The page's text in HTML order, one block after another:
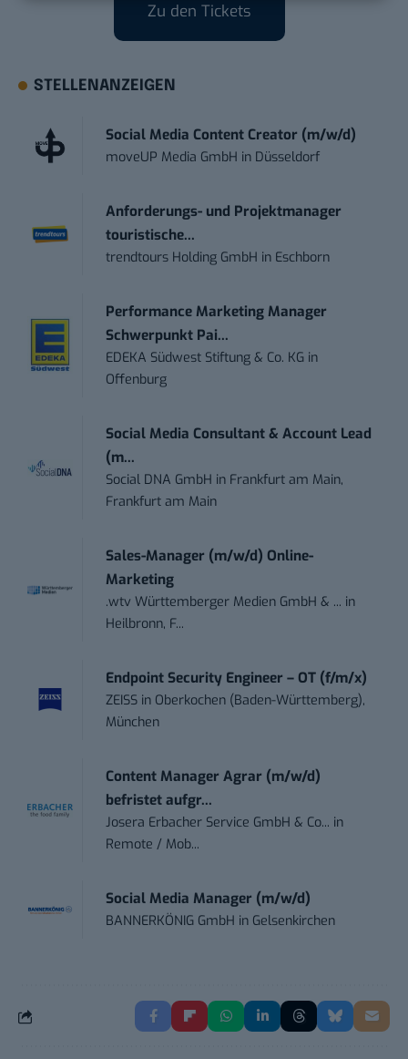
Zu den Tickets
STELLENANZEIGEN
Social Media Content Creator (m/w/d)
moveUP Media GmbH in Düsseldorf
Anforderungs- und Projektmanager
touristische...
trendtours Holding GmbH in Eschborn
Performance Marketing Manager
Schwerpunkt Pai...
EDEKA Südwest Stiftung & Co. KG in
Offenburg
Social Media Consultant & Account Lead
(m...
Social DNA GmbH in Frankfurt am Main,
Frankfurt am Main
Sales-Manager (m/w/d) Online-
Marketing
.wtv Württemberger Medien GmbH & ... in
Heilbronn, F...
Endpoint Security Engineer – OT (f/m/x)
ZEISS in Oberkochen (Baden-Württemberg),
München
Content Manager Agrar (m/w/d)
befristet aufgr...
Josera Erbacher Service GmbH & Co... in
Remote / Mob...
Social Media Manager (m/w/d)
BANNERKÖNIG GmbH in Gelsenkirchen